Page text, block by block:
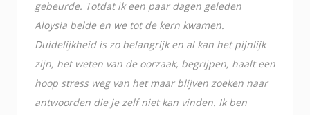
gebeurde. Totdat ik een paar dagen geleden
Aloysia belde en we tot de kern kwamen.
Duidelijkheid is zo belangrijk en al kan het pijnlijk
zijn, het weten van de oorzaak, begrijpen, haalt een
hoop stress weg van het maar blijven zoeken naar
antwoorden die je zelf niet kan vinden. Ik ben